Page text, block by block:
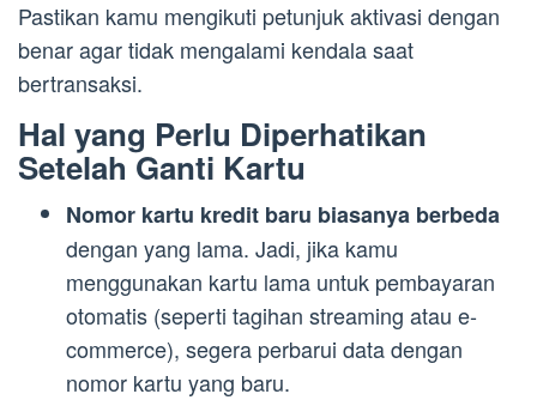
Pastikan kamu mengikuti petunjuk aktivasi dengan
benar agar tidak mengalami kendala saat
bertransaksi.
Hal yang Perlu Diperhatikan
Setelah Ganti Kartu
Nomor kartu kredit baru biasanya berbeda
dengan yang lama. Jadi, jika kamu
menggunakan kartu lama untuk pembayaran
otomatis (seperti tagihan streaming atau e-
commerce), segera perbarui data dengan
nomor kartu yang baru.